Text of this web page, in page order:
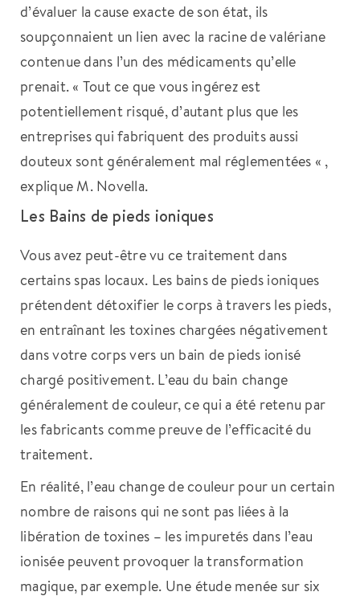
d’évaluer la cause exacte de son état, ils
soupçonnaient un lien avec la racine de valériane
contenue dans l’un des médicaments qu’elle
prenait. « Tout ce que vous ingérez est
potentiellement risqué, d’autant plus que les
entreprises qui fabriquent des produits aussi
douteux sont généralement mal réglementées « ,
explique M. Novella.
Les Bains de pieds ioniques
Vous avez peut-être vu ce traitement dans
certains spas locaux. Les bains de pieds ioniques
prétendent détoxifier le corps à travers les pieds,
en entraînant les toxines chargées négativement
dans votre corps vers un bain de pieds ionisé
chargé positivement. L’eau du bain change
généralement de couleur, ce qui a été retenu par
les fabricants comme preuve de l’efficacité du
traitement.
En réalité, l’eau change de couleur pour un certain
nombre de raisons qui ne sont pas liées à la
libération de toxines – les impuretés dans l’eau
ionisée peuvent provoquer la transformation
magique, par exemple. Une étude menée sur six